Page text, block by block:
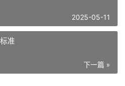
2025-05-11
准
下一篇 »